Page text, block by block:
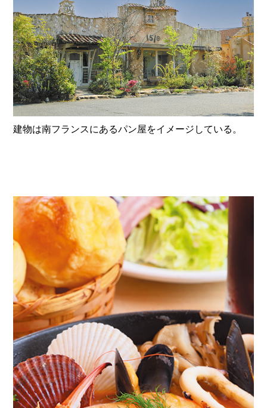
建物は南フランスにあるパン屋をイメージしている。